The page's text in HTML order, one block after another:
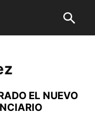
EL NUEVO